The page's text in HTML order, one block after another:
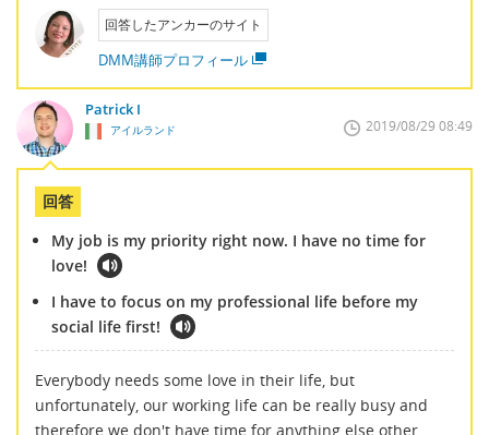
回答したアンカーのサイト
DMM講師プロフィール
Patrick I
アイルランド 2019/08/29 08:49
回答
My job is my priority right now. I have no time for
love!
I have to focus on my professional life before my
social life first!
Everybody needs some love in their life, but
unfortunately, our working life can be really busy and
therefore we don't have time for anything else other